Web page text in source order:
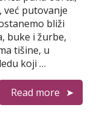
već putovanje
bliži
buke i žurbe,
tišine, u
koji …
Read more